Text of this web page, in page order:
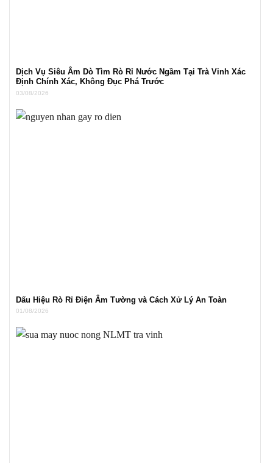
Dịch Vụ Siêu Âm Dò Tìm Rò Rỉ Nước Ngầm Tại Trà Vinh Xác
Định Chính Xác, Không Đục Phá Trước
03/08/2026
Dấu Hiệu Rò Rỉ Điện Âm Tường và Cách Xử Lý An Toàn
01/08/2026